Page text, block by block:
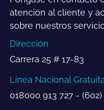
atención al cliente y
sobre nuestros
Dirección
Carrera 25 # 17-83
Línea Nacional
018000 913 727 -